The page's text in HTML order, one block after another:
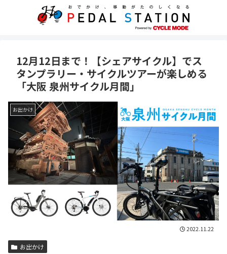
12月12日まで！【シェアサイクル】でス
タンプラリー・サイクルツアーが楽しめる
「大阪 泉州サイクル月間」
お出かけ
2022.11.22
お出かけ